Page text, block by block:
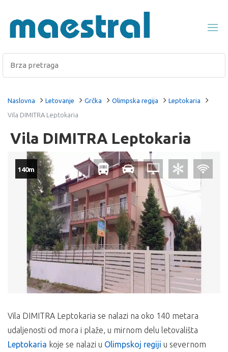
Naslovna Letovanje Grčka Olimpska regija
Leptokaria
Vila DIMITRA Leptokaria
Vila DIMITRA Leptokaria
140m
Vila DIMITRA Leptokaria se nalazi na oko 140 metara
udaljenosti od mora i plaže, u mirnom delu letovališta
Leptokaria koje se nalazi u Olimpskoj regiji u severnom